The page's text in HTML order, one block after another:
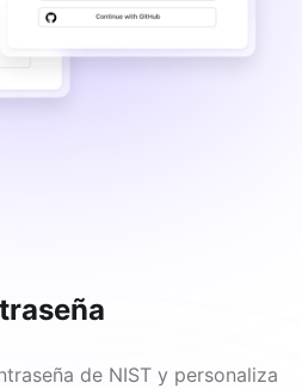
de NIST y personaliza